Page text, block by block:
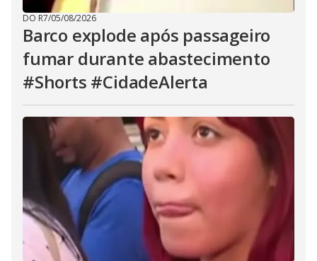
DO R7/05/08/2026
Barco explode após passageiro
fumar durante abastecimento
#Shorts #CidadeAlerta